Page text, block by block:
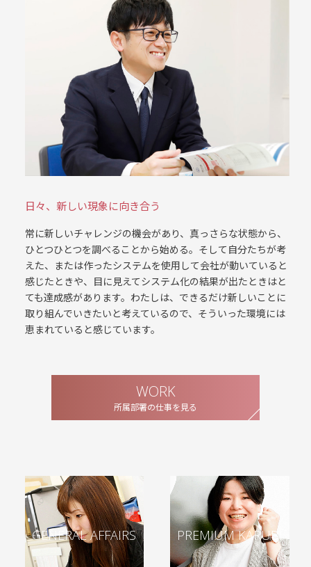
日々、新しい現象に向き合う
常に新しいチャレンジの機会があり、真っさらな状態から、
ひとつひとつを調べることから始める。そして自分たちが考
えた、または作ったシステムを使用して会社が動いていると
感じたときや、目に見えてシステム化の結果が出たときはと
ても達成感があります。わたしは、できるだけ新しいことに
取り組んでいきたいと考えているので、そういった環境には
恵まれていると感じています。
WORK
所属部署の仕事を見る
GENERAL AFFAIRS PREMIUM KARUBI